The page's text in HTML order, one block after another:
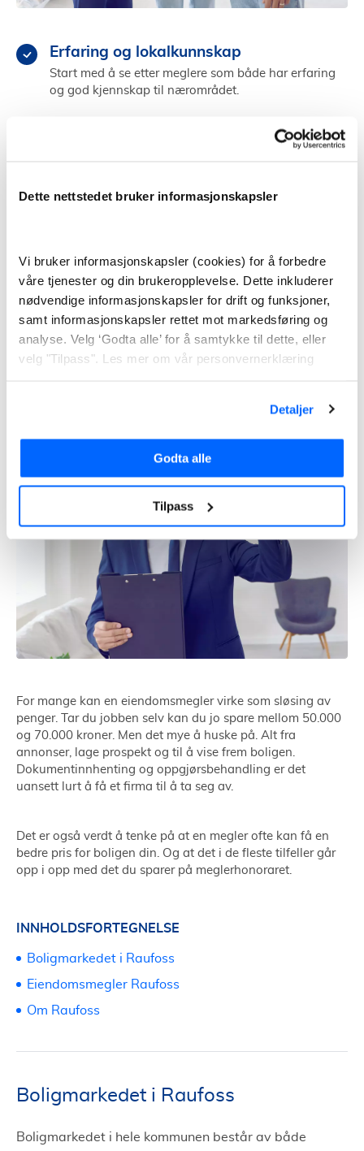
Dette nettstedet bruker informasjonskapsler
Vi bruker informasjonskapsler (cookies) for å forbedre
våre tjenester og din brukeropplevelse. Dette inkluderer
nødvendige informasjonskapsler for drift og funksjoner,
samt informasjonskapsler rettet mot markedsføring og
analyse. Velg ‘Godta alle’ for å samtykke til dette, eller
velg "Tilpass". Les mer om vår personvernerklæring
Detaljer
Godta alle
Tilpass
Erfaring og lokalkunnskap
Start med å se etter meglere som både har erfaring
og god kjennskap til nærområdet.
Sjekk meglerens referanser fra tidligere, og test
Kjemi og personlighet
Finn megler i Raufoss
Å selge bolig selv
For mange kan en eiendomsmegler virke som sløsing av
penger. Tar du jobben selv kan du jo spare mellom 50.000
og 70.000 kroner. Men det mye å huske på. Alt fra
annonser, lage prospekt og til å vise frem boligen.
Dokumentinnhenting og oppgjørsbehandling er det
uansett lurt å få et firma til å ta seg av.
Det er også verdt å tenke på at en megler ofte kan få en
bedre pris for boligen din. Og at det i de fleste tilfeller går
opp i opp med det du sparer på meglerhonoraret.
Boligmarkedet i Raufoss
Boligmarkedet i hele kommunen består av både
INNHOLDSFORTEGNELSE
Boligmarkedet i Raufoss
Eiendomsmegler Raufoss
Om Raufoss